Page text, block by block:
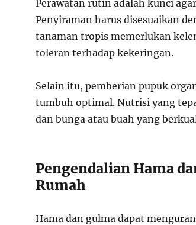
Perawatan rutin adalah kunci
Penyiraman harus disesuaikan
tanaman tropis memerlukan
toleran terhadap kekeringan.
Selain itu, pemberian pupuk
tumbuh optimal. Nutrisi yang
dan bunga atau buah yang
Pengendalian Hama
Rumah
Hama dan gulma dapat